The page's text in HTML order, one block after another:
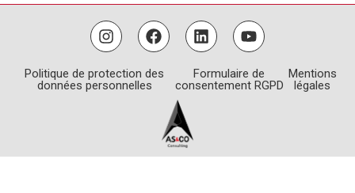
Politique de protection des
données personnelles
Formulaire de
consentement RGPD
Mentions
légales